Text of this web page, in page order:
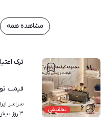
مشاهده همه
تخفیفی ۶
ترک
قیمت
سراسر
۳ روز پیش